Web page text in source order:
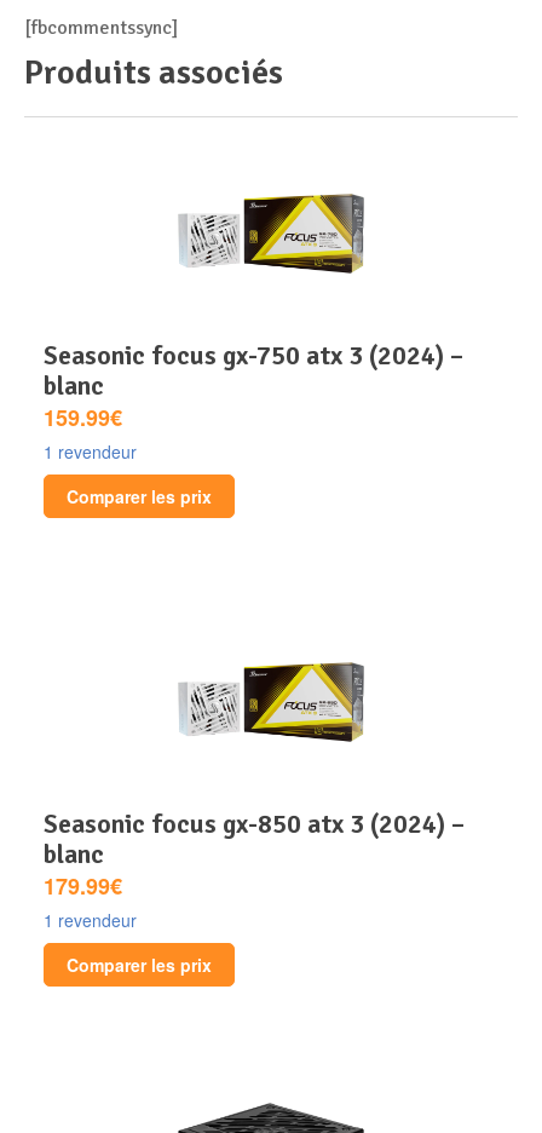
[fbcommentssync]
Produits associés
seasonic focus gx-750 atx 3 (2024) –
blanc
159.99€
1 revendeur
Comparer les prix
seasonic focus gx-850 atx 3 (2024) –
blanc
179.99€
1 revendeur
Comparer les prix